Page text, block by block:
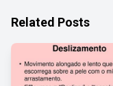
Related Posts